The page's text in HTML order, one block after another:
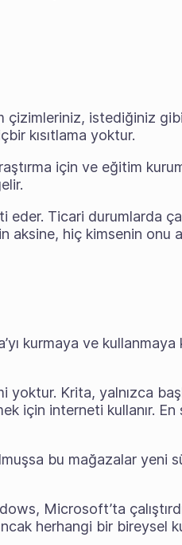
çizimleriniz, istediğiniz
kısıtlama yoktur.
için ve eğitim
eder. Ticari durumlarda
aksine, hiç kimsenin onu
kurmaya ve
yoktur. Krita, yalnızca
için interneti kullanır.
bu mağazalar yeni
Microsoft’ta
herhangi bir bireysel